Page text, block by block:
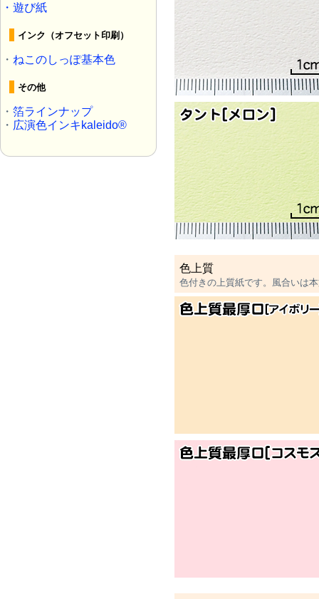
・ 遊び紙
インク（オフセット印刷）
・ ねこのしっぽ基本色
その他
・ 箔ラインナップ
・ 広演色インキkaleido®
色上質
色付きの上質紙です。風合いは